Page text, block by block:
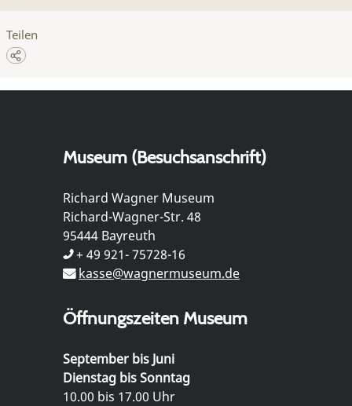
Teilen
Museum (Besuchsanschrift)
Richard Wagner Museum
Richard-Wagner-Str. 48
95444 Bayreuth
+ 49 921- 75728-16
kasse@wagnermuseum.de
Öffnungszeiten Museum
September bis Juni
Dienstag bis Sonntag
10.00 bis 17.00 Uhr